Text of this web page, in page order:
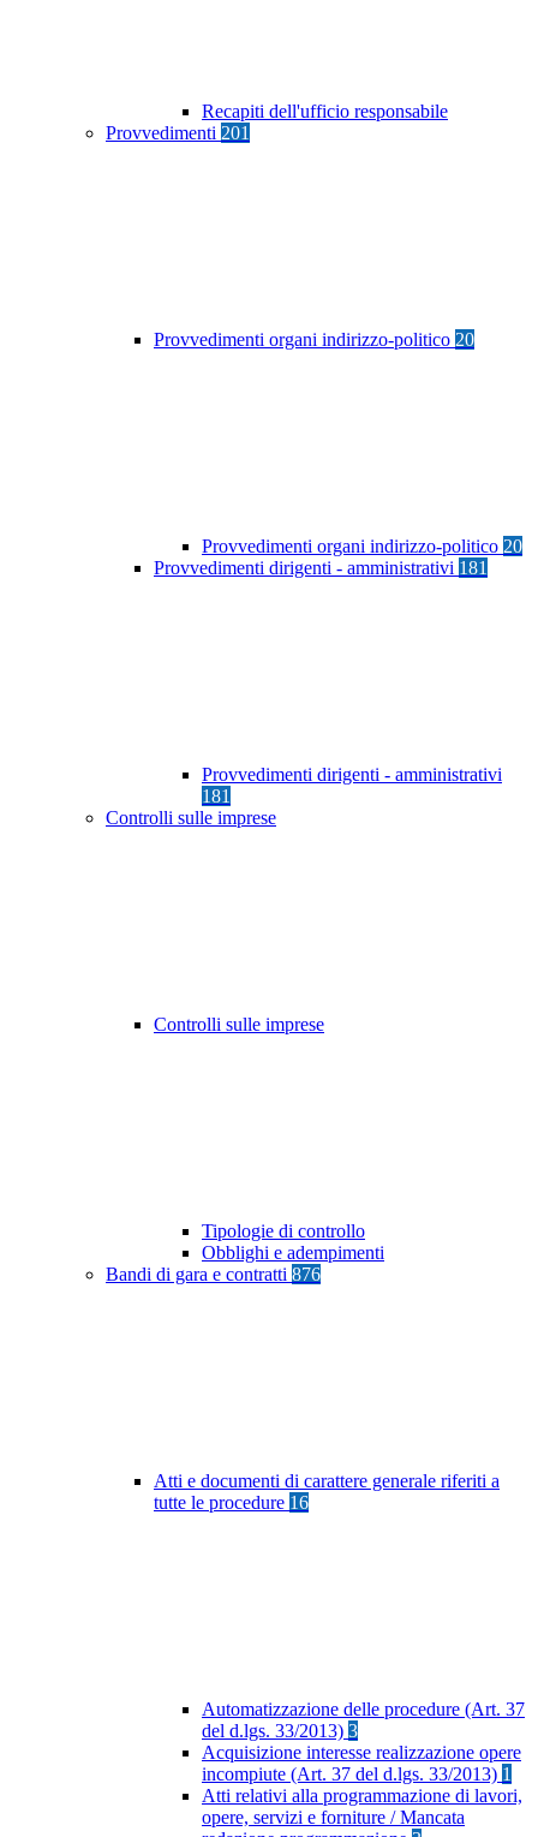
Recapiti dell'ufficio responsabile
Provvedimenti 201
Provvedimenti organi indirizzo-politico 20
Provvedimenti organi indirizzo-politico 20
Provvedimenti dirigenti - amministrativi 181
Provvedimenti dirigenti - amministrativi
181
Controlli sulle imprese
Controlli sulle imprese
Tipologie di controllo
Obblighi e adempimenti
Bandi di gara e contratti 876
Atti e documenti di carattere generale riferiti a
tutte le procedure 16
Automatizzazione delle procedure (Art. 37
del d.lgs. 33/2013) 3
Acquisizione interesse realizzazione opere
incompiute (Art. 37 del d.lgs. 33/2013) 1
Atti relativi alla programmazione di lavori,
opere, servizi e forniture / Mancata